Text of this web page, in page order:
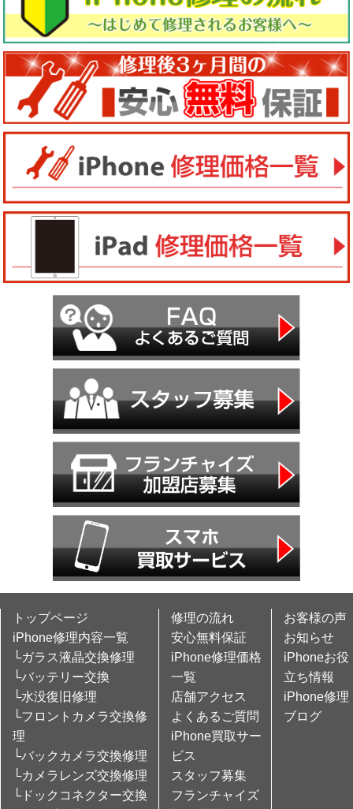
トップページ
iPhone修理内容一覧
└ガラス液晶交換修理
└バッテリー交換
└水没復旧修理
└フロントカメラ交換修
理
└バックカメラ交換修理
└カメラレンズ交換修理
└ドックコネクター交換
修理の流れ
安心無料保証
iPhone修理価格
一覧
店舗アクセス
よくあるご質問
iPhone買取サー
ビス
スタッフ募集
フランチャイズ
お客様の声
お知らせ
iPhoneお役
立ち情報
iPhone修理
ブログ